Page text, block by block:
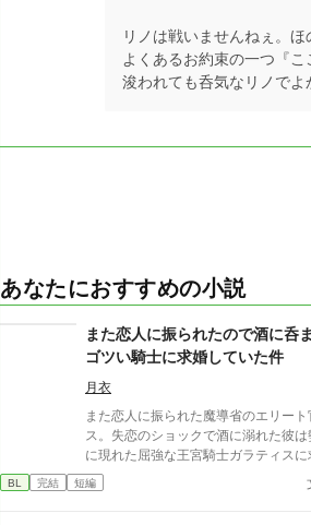
リノは戦いませんねぇ。
よくあるお約束の一つ『こ
浚われても呑気なリノでよ
あなたにおすすめの小説
また恋人に振られたので酒に呑
ゴツい騎士に求婚していた件
月衣
また恋人に振られた魔導省のエリート
ス。失恋のショックで酒に溺れた彼
に現れた屈強な王宮騎士ガラティスに
う。 翌朝すべての記憶を保持したまま絶望するアル
ヴィスだったが当のガラティスはなぜ
BL 完結 短編